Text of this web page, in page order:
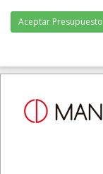
Aceptar Presupuesto